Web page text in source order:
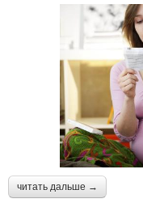
читать дальше →